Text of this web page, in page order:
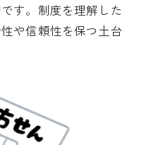
す。制度を理解した
や信頼性を保つ土台